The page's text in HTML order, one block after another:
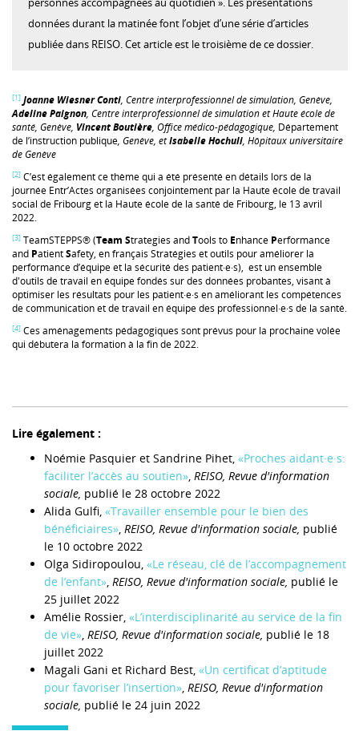
données durant la matinée font l’objet d’une série d’articles
publiée dans REISO. Cet article est le troisième de ce dossier.
[1] Joanne Wiesner Conti, Centre interprofessionnel de simulation, Genève,
Adeline Paignon, Centre interprofessionnel de simulation et Haute école de
santé, Genève, Vincent Boutière, Office médico-pédagogique, Département
de l’instruction publique, Genève, etIsabelle Hochuli, Hôpitaux universitaire
de Genève
[2] C’est également ce thème qui a été présenté en détails lors de la
journée Entr’Actes organisées conjointement par la Haute école de travail
social de Fribourg et la Haute école de la santé de Fribourg, le 13 avril
2022.
[3] TeamSTEPPS® (Team Strategies andTools to Enhance Performance
and PatientSafety, en français Stratégies et outils pour améliorer la
performance d’équipe et la sécurité des patient·e·s), est un ensemble
d'outils de travail en équipe fondés sur des données probantes, visant à
optimiser les résultats pour les patient­­­­­­­­­­­­­­­­­·e·s en améliorant les compétences
de communication et de travail en équipe des professionnel·e·s de la santé.
[4] Ces aménagements pédagogiques sont prévus pour la prochaine volée
qui débutera la formation à la fin de 2022.
Lire également :
Noémie Pasquier et Sandrine Pihet, «Proches aidant·e·s:
faciliter l’accès au soutien», REISO, Revue d'information
sociale, publié le 28 octobre 2022
Alida Gulfi, «Travailler ensemble pour le bien des
bénéficiaires», REISO, Revue d'information sociale, publié
le 10 octobre 2022
Olga Sidiropoulou, «Le réseau, clé de l’accompagnement
de l’enfant», REISO, Revue d'information sociale, publié le
25 juillet 2022
Amélie Rossier, «L’interdisciplinarité au service de la fin
de vie», REISO, Revue d'information sociale, publié le 18
juillet 2022
Magali Gani et Richard Best, «Un certificat d’aptitude
pour favoriser l’insertion», REISO, Revue d'information
sociale, publié le 24 juin 2022